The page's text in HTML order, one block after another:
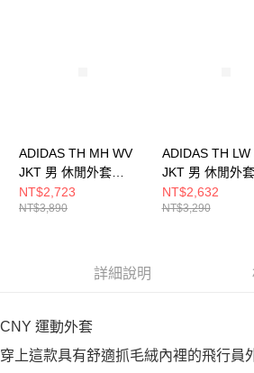
ADIDAS TH MH WV
JKT 男 休閒外套
JZ8413
NT$2,723
NT$3,890
ADIDAS TH LW
JKT 男 休閒外套
KR2512
NT$2,632
NT$3,290
詳細說明
CNY 運動外套
穿上這款具有舒適抓毛絨內裡的飛行員